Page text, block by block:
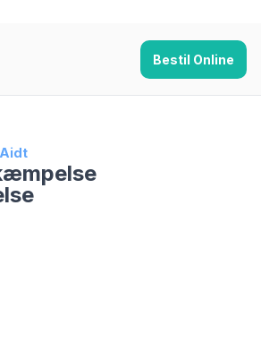
Bestil Online
Aidt